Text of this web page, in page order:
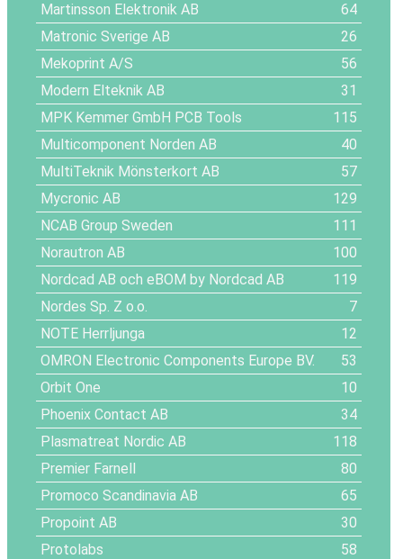
Martinsson Elektronik AB
64
Matronic Sverige AB
26
Mekoprint A/S
56
Modern Elteknik AB
31
MPK Kemmer GmbH PCB Tools
115
Multicomponent Norden AB
40
MultiTeknik Mönsterkort AB
57
Mycronic AB
129
NCAB Group Sweden
111
Norautron AB
100
Nordcad AB och eBOM by Nordcad AB
119
Nordes Sp. Z o.o.
7
NOTE Herrljunga
12
OMRON Electronic Components Europe BV.
53
Orbit One
10
Phoenix Contact AB
34
Plasmatreat Nordic AB
118
Premier Farnell
80
Promoco Scandinavia AB
65
Propoint AB
30
Protolabs
58